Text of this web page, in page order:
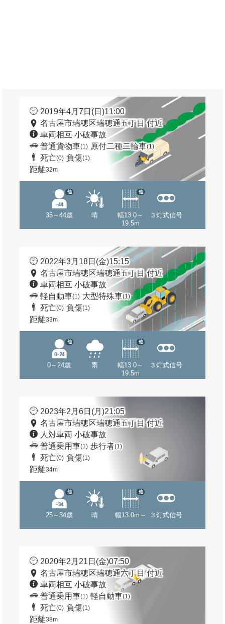
2019年4月7日(日)11:00
名古屋市瑞穂区瑞穂通五丁目 付近
車両相互 小破事故
普通貨物車(1) 原付二種二輪車(1)
死亡(0) 負傷(1)
距離32m
35～44歳
他
晴
幅13.0～
19.5m
他
３灯式信号
2022年3月18日(金)15:15
名古屋市瑞穂区瑞穂通五丁目 付近
車両相互 小破事故
軽自動車(1) 大型特殊車(1)
死亡(0) 負傷(1)
距離33m
0～24歳
他
雨
幅13.0～
19.5m
他
３灯式信号
2023年2月6日(月)21:05
名古屋市瑞穂区瑞穂通五丁目 付近
人対車両 小破事故
普通乗用車(1) 歩行者(1)
死亡(0) 負傷(1)
距離34m
25～34歳
他
晴 幅13.0m～
他
３灯式信号
2020年2月21日(金)07:50
名古屋市瑞穂区瑞穂通六丁目 付近
車両相互 小破事故
普通乗用車(1) 軽自動車(1)
死亡(0) 負傷(1)
距離38m